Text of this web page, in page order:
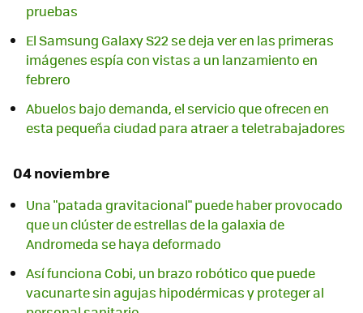
pruebas
El Samsung Galaxy S22 se deja ver en las primeras
imágenes espía con vistas a un lanzamiento en
febrero
Abuelos bajo demanda, el servicio que ofrecen en
esta pequeña ciudad para atraer a teletrabajadores
04 noviembre
Una "patada gravitacional" puede haber provocado
que un clúster de estrellas de la galaxia de
Andromeda se haya deformado
Así funciona Cobi, un brazo robótico que puede
vacunarte sin agujas hipodérmicas y proteger al